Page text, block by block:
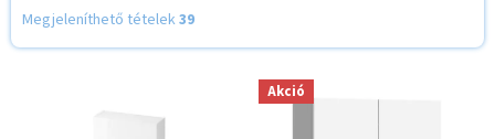
Megjeleníthető tételek39
Akció